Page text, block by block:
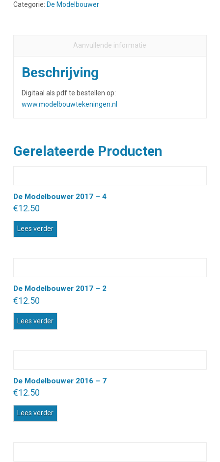
Categorie: De Modelbouwer
Aanvullende informatie
Beschrijving
Digitaal als pdf te bestellen op:
www.modelbouwtekeningen.nl
Gerelateerde Producten
De Modelbouwer 2017 – 4
€12.50
Lees verder
De Modelbouwer 2017 – 2
€12.50
Lees verder
De Modelbouwer 2016 – 7
€12.50
Lees verder